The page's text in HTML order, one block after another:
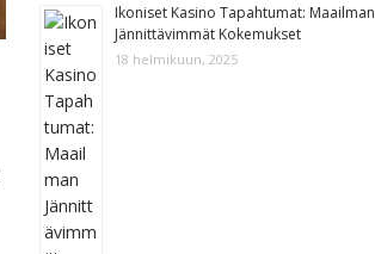
Ikoniset Kasino Tapahtumat: Maailman
Jännittävimmät Kokemukset
18 helmikuun, 2025